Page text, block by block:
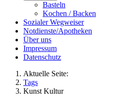
Basteln
Kochen / Backen
Sozialer Wegweiser
Notdienste/Apotheken
Über uns
Impressum
Datenschutz
Aktuelle Seite:
Tags
Kunst Kultur